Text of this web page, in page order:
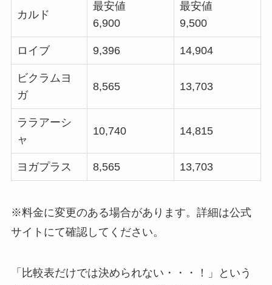
カルド
最安値
6,900
最安値
9,500
ロイブ 9,396 14,904
ビクラムヨ
ガ
8,565 13,703
ララアーシ
ャ
10,740 14,815
ヨガプラス 8,565 13,703
※料金に変更のある場合があります。詳細は公式
サイトにて確認してください。
「比較表だけでは決められない・・・！」という